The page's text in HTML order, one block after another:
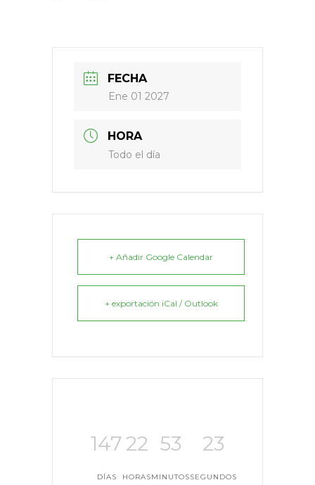
FECHA
Ene 01 2027
HORA
Todo el día
+ Añadir Google Calendar
+ exportación iCal / Outlook
147
DÍAS
22
HORAS
53
MINUTOS
23
SEGUNDOS